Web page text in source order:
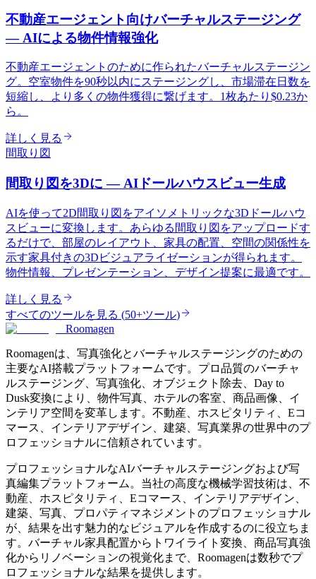
不動産エージェント向けバーチャルステージング
— AIによる物件情報強化
不動産エージェントのために作られたバーチャルステージン
グ。空室物件を90秒以内にステージングし、市場滞在日数を
短縮し、より多くの物件獲得に繋げます。1枚あたり$0.23か
ら。
詳しく見る
間取り図
間取り図を3Dに — AIドールハウスビュー生成
AIを使って2D間取り図をアイソメトリックな3Dドールハウ
スビューに変換します。あらゆる間取り図をアップロードす
るだけで、部屋のレイアウト、家具の配置、空間の関係性を
示す家具付きの3Dビジュアライゼーションが得られます。
物件情報、プレゼンテーション、デザイン提案に最適です。
詳しく見る
すべてのツールを見る (50+ツール)
Roomagen
Roomagenは、写真強化とバーチャルステージングのための
主要なAI搭載プラットフォームです。プロ品質のバーチャ
ルステージング、写真強化、オブジェクト除去、Day to
Dusk変換により、物件写真、ホテルの客室、商品画像、イ
ンテリア空間を変革します。不動産、ホスピタリティ、Eコ
マース、インテリアデザイン、建築、写真業界の世界中のプ
ロフェッショナルに信頼されています。
プロフェッショナルなAIバーチャルステージングおよび写
真編集プラットフォーム。当社の高度な機械学習技術は、不
動産、ホスピタリティ、Eコマース、インテリアデザイン、
建築、写真、プロパティマネジメントのプロフェッショナル
が、結果を出す魅力的なビジュアルを作成するのに役立ちま
す。バーチャル家具配置からトワイライト変換、商品写真強
化からリノベーションの視覚化まで、Roomagenは数秒でプ
ロフェッショナルな結果を提供します。